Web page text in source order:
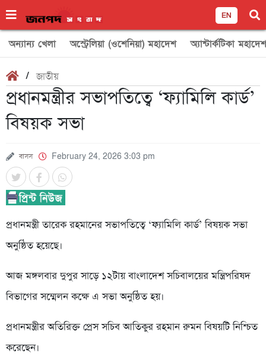
EN
অন্যান্য খেলা অস্ট্রেলিয়া (ওশেনিয়া) মহাদেশ অ্যান্টার্কটিকা মহাদেশ
/জাতীয়
প্রধানমন্ত্রীর সভাপতিত্বে ‘ফ্যামিলি কার্ড’
বিষয়ক সভা
বাসস February 24, 2026 3:03 pm
প্রধানমন্ত্রী তারেক রহমানের সভাপতিত্বে ‘ফ্যামিলি কার্ড’ বিষয়ক সভা
অনুষ্ঠিত হয়েছে।
আজ মঙ্গলবার দুপুর সাড়ে ১২টায় বাংলাদেশ সচিবালয়ের মন্ত্রিপরিষদ
বিভাগের সম্মেলন কক্ষে এ সভা অনুষ্ঠিত হয়।
প্রধানমন্ত্রীর অতিরিক্ত প্রেস সচিব আতিকুর রহমান রুমন বিষয়টি নিশ্চিত
করেছেন।